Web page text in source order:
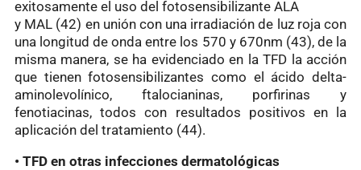
exitosamente el uso del fotosensibilizante ALA
y MAL (42) en unión con una irradiación de luz roja con
una longitud de onda entre los 570 y 670nm (43), de la
misma manera, se ha evidenciado en la TFD la acción
que tienen fotosensibilizantes como el ácido delta-
aminolevolínico, ftalocianinas, porfirinas y
fenotiacinas, todos con resultados positivos en la
aplicación del tratamiento (44).
• TFD en otras infecciones dermatológicas